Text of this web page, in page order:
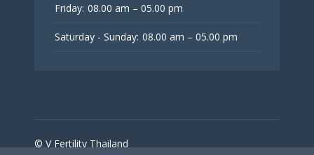
Friday: 08.00 am – 05.00 pm
Saturday - Sunday: 08.00 am – 05.00 pm
© V Fertility Thailand